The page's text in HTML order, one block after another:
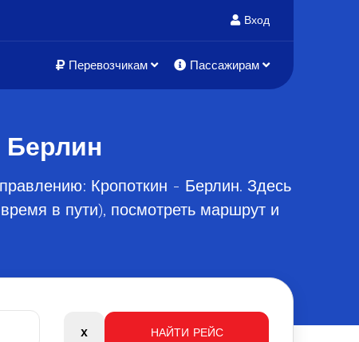
Вход
Перевозчикам Пассажирам
Берлин
Кропоткин - Берлин. Здесь
в пути), посмотреть маршрут и